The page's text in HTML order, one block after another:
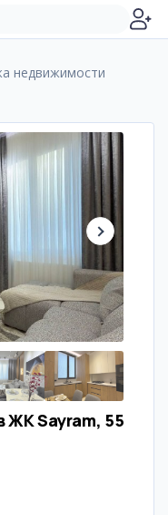
недвижимости
ЖК Sayram, 55